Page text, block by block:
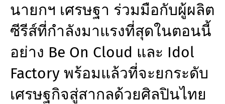
นายกฯ เศรษฐา ร่วมมือกับผู้ผลิต
ซีรีส์ที่กำลังมาแรงที่สุดในตอนนี้
อย่าง Be On Cloud และ Idol
Factory พร้อมแล้วที่จะยกระดับ
เศรษฐกิจสู่สากลด้วยศิลปินไทย